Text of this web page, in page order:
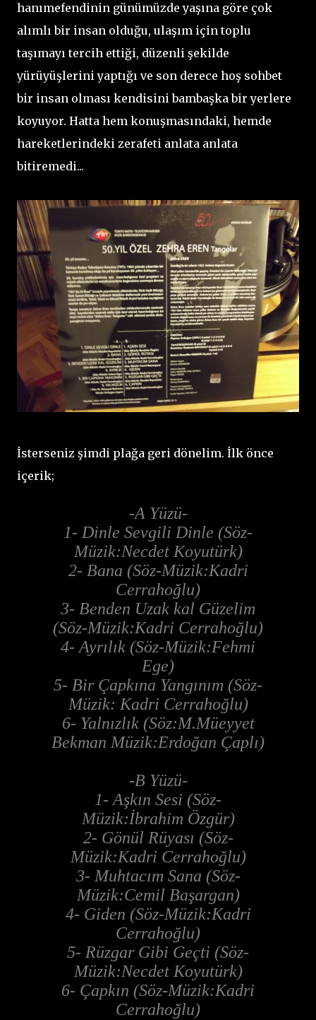
hanımefendinin günümüzde yaşına göre çok
alımlı bir insan olduğu, ulaşım için toplu
taşımayı tercih ettiği, düzenli şekilde
yürüyüşlerini yaptığı ve son derece hoş sohbet
bir insan olması kendisini bambaşka bir yerlere
koyuyor. Hatta hem konuşmasındaki, hemde
hareketlerindeki zerafeti anlata anlata
bitiremedi...
İsterseniz şimdi plağa geri dönelim. İlk önce
içerik;
-A Yüzü-
1- Dinle Sevgili Dinle (Söz-
Müzik:Necdet Koyutürk)
2- Bana (Söz-Müzik:Kadri
Cerrahoğlu)
3- Benden Uzak kal Güzelim
(Söz-Müzik:Kadri Cerrahoğlu)
4- Ayrılık (Söz-Müzik:Fehmi
Ege)
5- Bir Çapkına Yangınım (Söz-
Müzik: Kadri Cerrahoğlu)
6- Yalnızlık (Söz:M.Müeyyet
Bekman Müzik:Erdoğan Çaplı)
-B Yüzü-
1- Aşkın Sesi (Söz-
Müzik:İbrahim Özgür)
2- Gönül Rüyası (Söz-
Müzik:Kadri Cerrahoğlu)
3- Muhtacım Sana (Söz-
Müzik:Cemil Başargan)
4- Giden (Söz-Müzik:Kadri
Cerrahoğlu)
5- Rüzgar Gibi Geçti (Söz-
Müzik:Necdet Koyutürk)
6- Çapkın (Söz-Müzik:Kadri
Cerrahoğlu)